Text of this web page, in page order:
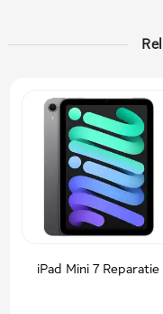
iPad Mini 7 Reparatie